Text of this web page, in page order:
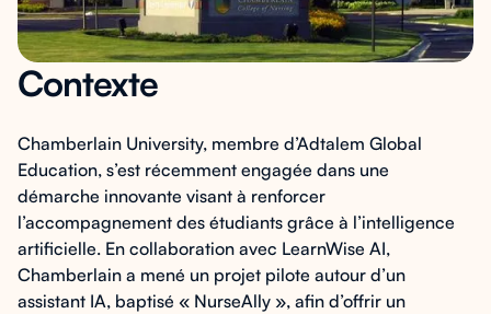
Contexte
Chamberlain University, membre d’Adtalem Global
Education, s’est récemment engagée dans une
démarche innovante visant à renforcer
l’accompagnement des étudiants grâce à l’intelligence
artificielle. En collaboration avec LearnWise AI,
Chamberlain a mené un projet pilote autour d’un
assistant IA, baptisé « NurseAlly », afin d’offrir un